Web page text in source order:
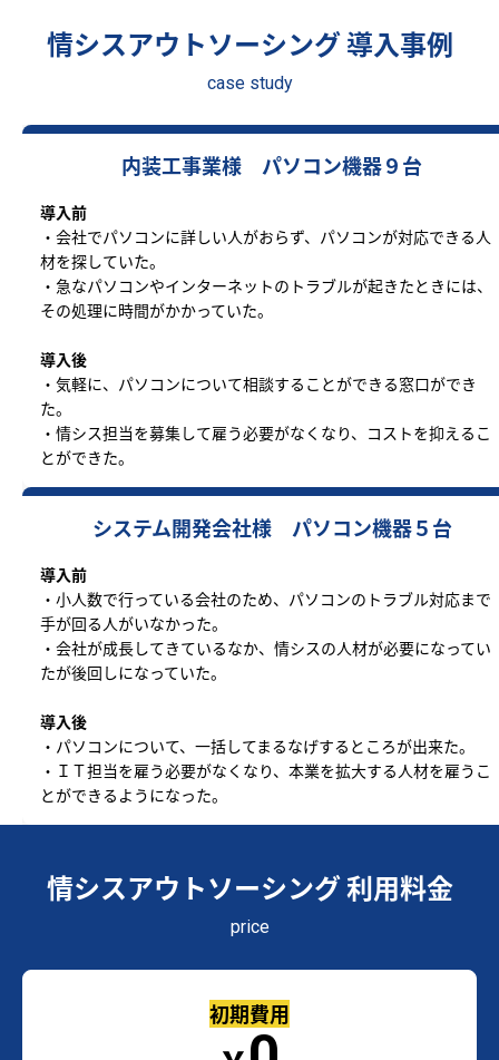
情シスアウトソーシング 導入事例
case study
内装工事業様 パソコン機器９台
導入前
・会社でパソコンに詳しい人がおらず、パソコンが対応できる人
材を探していた。
・急なパソコンやインターネットのトラブルが起きたときには、
その処理に時間がかかっていた。
導入後
・気軽に、パソコンについて相談することができる窓口ができ
た。
・情シス担当を募集して雇う必要がなくなり、コストを抑えるこ
とができた。
システム開発会社様 パソコン機器５台
導入前
・小人数で行っている会社のため、パソコンのトラブル対応まで
手が回る人がいなかった。
・会社が成長してきているなか、情シスの人材が必要になってい
たが後回しになっていた。
導入後
・パソコンについて、一括してまるなげするところが出来た。
・ＩＴ担当を雇う必要がなくなり、本業を拡大する人材を雇うこ
とができるようになった。
情シスアウトソーシング 利用料金
price
初期費用